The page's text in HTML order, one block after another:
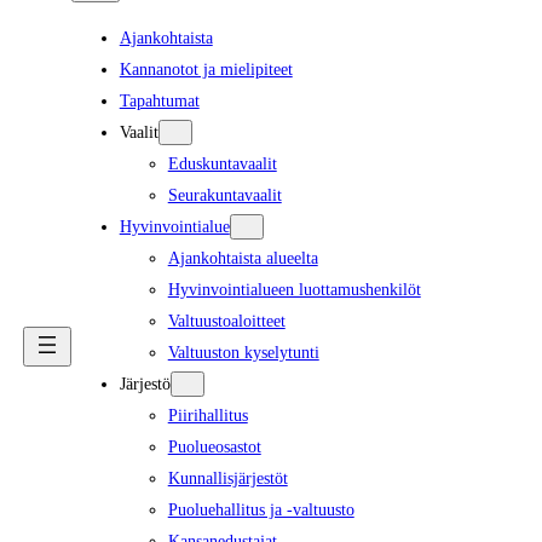
Ajankohtaista
Kannanotot ja mielipiteet
Tapahtumat
Vaalit
Eduskuntavaalit
Seurakuntavaalit
Hyvinvointialue
Ajankohtaista alueelta
Hyvinvointialueen luottamushenkilöt
Valtuustoaloitteet
Valtuuston kyselytunti
Järjestö
Piirihallitus
Puolueosastot
Kunnallisjärjestöt
Puoluehallitus ja -valtuusto